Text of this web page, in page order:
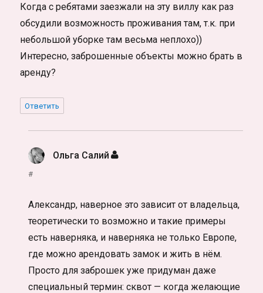
Когда с ребятами заезжали на эту виллу как раз
обсудили возможность проживания там, т.к. при
небольшой уборке там весьма неплохо))
Интересно, заброшенные объекты можно брать в
аренду?
Ответить
Ольга Салий :
#
Александр, наверное это зависит от владельца,
теоретически то возможно и такие примеры
есть наверняка, и наверняка не только Европе,
где можно арендовать замок и жить в нём.
Просто для заброшек уже придуман даже
специальный термин: сквот — когда желающие